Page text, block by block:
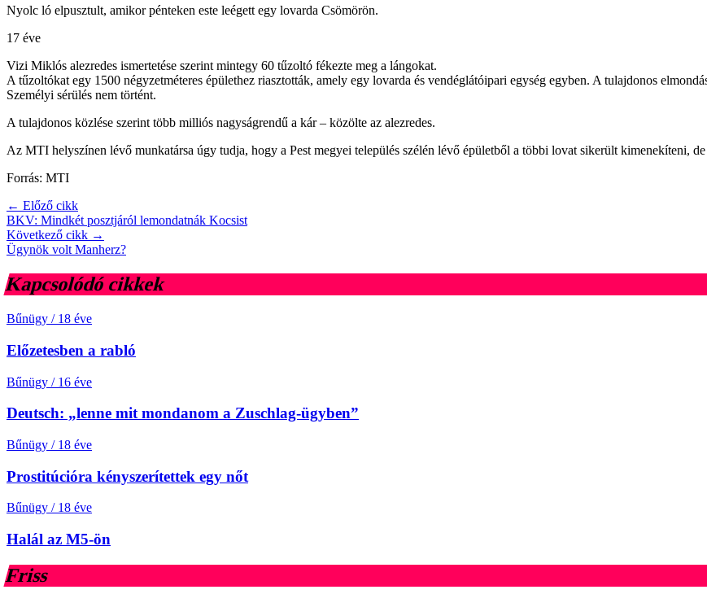
Nyolc ló elpusztult, amikor pénteken este leégett egy lovarda Csömörön.
17 éve
Vizi Miklós alezredes ismertetése szerint mintegy 60 tűzoltó fékezte meg a lángokat.
A tűzoltókat egy 1500 négyzetméteres épülethez riasztották, amely egy lovarda és vendéglátóipari egység egyben. A tulajdonos
Személyi sérülés nem történt.
A tulajdonos közlése szerint több milliós nagyságrendű a kár – közölte az alezredes.
Az MTI helyszínen lévő munkatársa úgy tudja, hogy a Pest megyei település szélén lévő épületből a többi lovat sikerült kimenekíteni,
Forrás: MTI
← Előző cikk
BKV: Mindkét posztjáról lemondatnák Kocsist
Következő cikk →
Ügynök volt Manherz?
Kapcsolódó cikkek
Bűnügy / 18 éve
Előzetesben a rabló
Bűnügy / 16 éve
Deutsch: „lenne mit mondanom a Zuschlag-ügyben”
Bűnügy / 18 éve
Prostitúcióra kényszerítettek egy nőt
Bűnügy / 18 éve
Halál az M5-ön
Friss